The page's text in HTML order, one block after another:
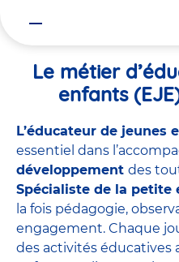
Le métier
enfants
L’éducateur de jeunes
essentiel dans
développement des
Spécialiste de la petite
la fois pédagogie,
engagement. Chaque
des activités éducatives